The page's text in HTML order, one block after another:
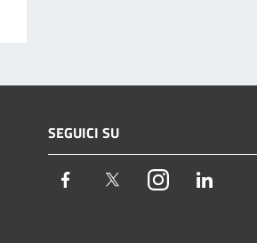
SEGUICI SU
Facebook TwitterInstagram